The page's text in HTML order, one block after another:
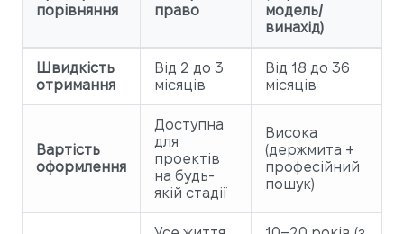
порівняння
право
модель/
винахід)
Швидкість
отримання
Від 2 до 3
місяців
Від 18 до 36
місяців
Вартість
оформлення
Доступна
для
проектів
на будь-
якій стадії
Висока
(держмита +
професійний
пошук)